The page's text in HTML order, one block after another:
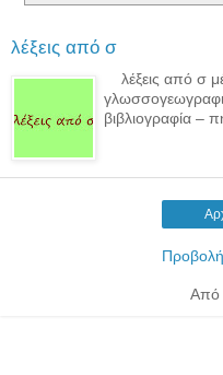
λέξεις από σ
λέξεις από σ
βιβλιογραφία –
Από